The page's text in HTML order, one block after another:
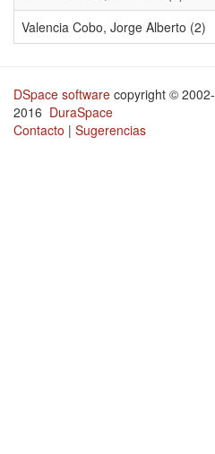
Valencia Cobo, Jorge Alberto (2)
DSpace software copyright © 2002-
2016 DuraSpace
Contacto | Sugerencias